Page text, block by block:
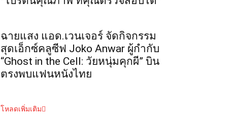
ฉายแสง แอด.เวนเจอร์ จัดกิจกรรม
สุดเอ็กซ์คลูซีฟ Joko Anwar ผู้กำกับ
“Ghost in the Cell: วัยหนุ่มคุกผี” บิน
ตรงพบแฟนหนังไทย
โหลดเพิ่มเติม